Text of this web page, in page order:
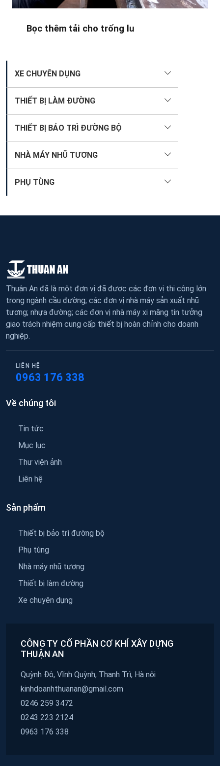
Bọc thêm tải cho trống lu
XE CHUYÊN DỤNG
THIẾT BỊ LÀM ĐƯỜNG
THIẾT BỊ BẢO TRÌ ĐƯỜNG BỘ
NHÀ MÁY NHŨ TƯƠNG
PHỤ TÙNG
Thuận An đã là một đơn vị đã được các đơn vị thi công lớn
trong ngành cầu đường; các đơn vị nhà máy sản xuất nhũ
tương; nhựa đường; các đơn vị nhà máy xi măng tin tưởng
giao trách nhiệm cung cấp thiết bị hoàn chỉnh cho doanh
nghiệp.
LIÊN HỆ
0963 176 338
Về chúng tôi
Tin tức
Mục lục
Thư viện ảnh
Liên hệ
Sản phẩm
Thiết bị bảo trì đường bộ
Phụ tùng
Nhà máy nhũ tương
Thiết bị làm đường
Xe chuyên dụng
CÔNG TY CỔ PHẦN CƠ KHÍ XÂY DỰNG
THUẬN AN
Quỳnh Đô, Vĩnh Quỳnh, Thanh Trì, Hà nội
kinhdoanhthuanan@gmail.com
0246 259 3472
0243 223 2124
0963 176 338